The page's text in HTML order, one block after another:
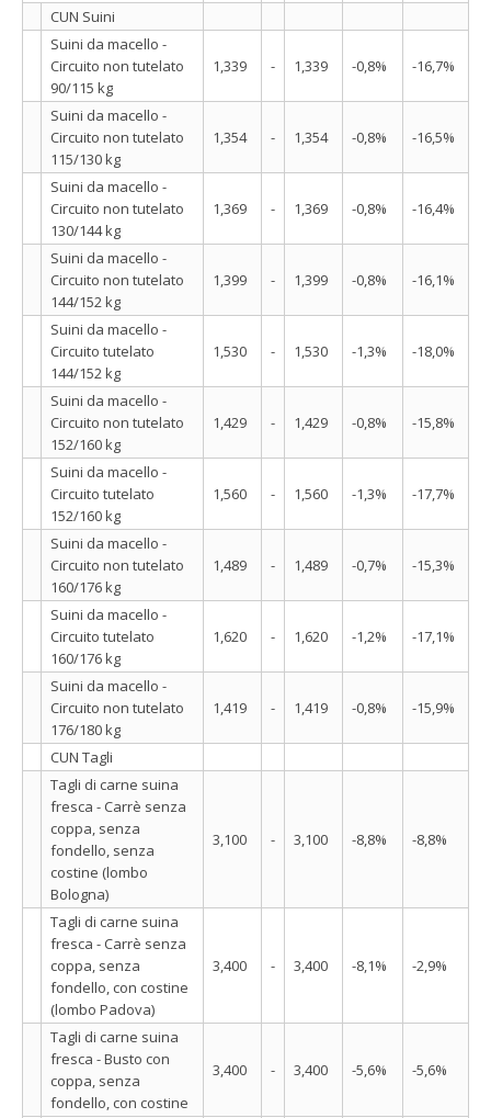
CUN Suini
Suini da macello -
Circuito non tutelato
90/115 kg
1,339 - 1,339 -0,8% -16,7%
Suini da macello -
Circuito non tutelato
115/130 kg
1,354 - 1,354 -0,8% -16,5%
Suini da macello -
Circuito non tutelato
130/144 kg
1,369 - 1,369 -0,8% -16,4%
Suini da macello -
Circuito non tutelato
144/152 kg
1,399 - 1,399 -0,8% -16,1%
Suini da macello -
Circuito tutelato
144/152 kg
1,530 - 1,530 -1,3% -18,0%
Suini da macello -
Circuito non tutelato
152/160 kg
1,429 - 1,429 -0,8% -15,8%
Suini da macello -
Circuito tutelato
152/160 kg
1,560 - 1,560 -1,3% -17,7%
Suini da macello -
Circuito non tutelato
160/176 kg
1,489 - 1,489 -0,7% -15,3%
Suini da macello -
Circuito tutelato
160/176 kg
1,620 - 1,620 -1,2% -17,1%
Suini da macello -
Circuito non tutelato
176/180 kg
1,419 - 1,419 -0,8% -15,9%
CUN Tagli
Tagli di carne suina
fresca - Carrè senza
coppa, senza
fondello, senza
costine (lombo
Bologna)
3,100 - 3,100 -8,8% -8,8%
Tagli di carne suina
fresca - Carrè senza
coppa, senza
fondello, con costine
(lombo Padova)
3,400 - 3,400 -8,1% -2,9%
Tagli di carne suina
fresca - Busto con
coppa, senza
fondello, con costine
3,400 - 3,400 -5,6% -5,6%